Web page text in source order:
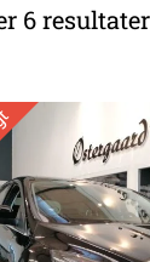
6 resultater